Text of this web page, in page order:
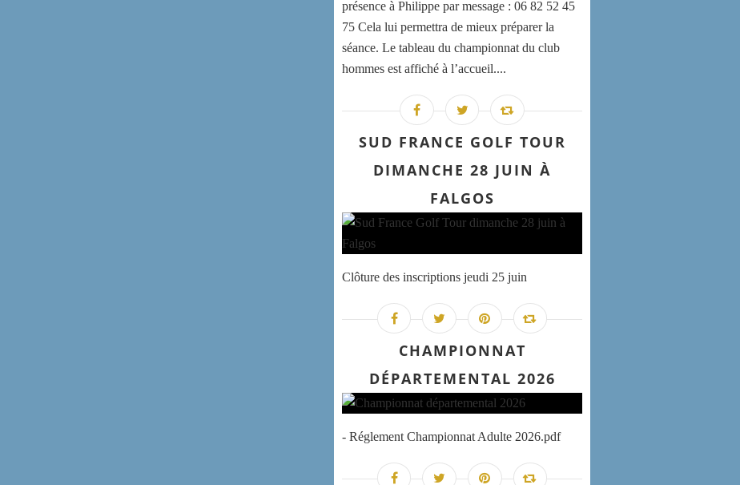
présence à Philippe par message : 06 82 52 45
75 Cela lui permettra de mieux préparer la
séance. Le tableau du championnat du club
hommes est affiché à l’accueil....
SUD FRANCE GOLF TOUR
DIMANCHE 28 JUIN À
FALGOS
Clôture des inscriptions jeudi 25 juin
CHAMPIONNAT
DÉPARTEMENTAL 2026
- Réglement Championnat Adulte 2026.pdf